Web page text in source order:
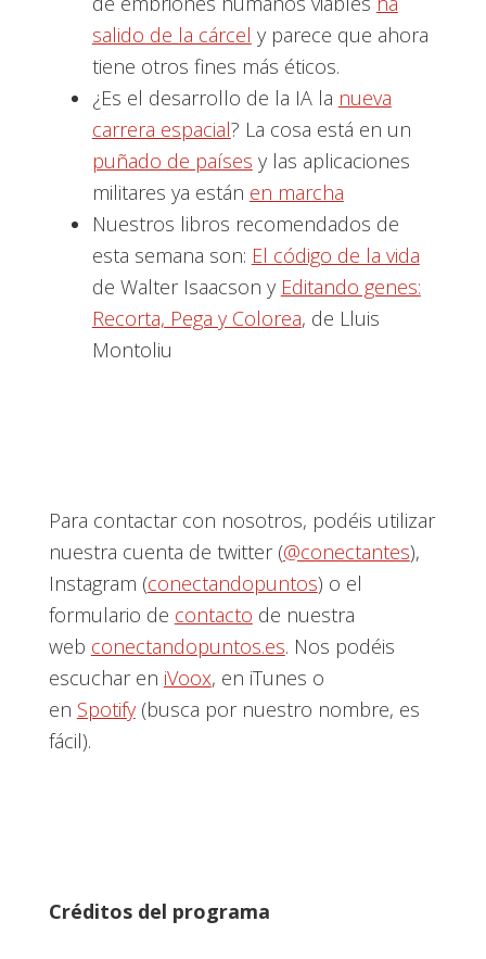
salido de la cárcel y parece que ahora
tiene otros fines más éticos.
¿Es el desarrollo de la IA la nueva
carrera espacial? La cosa está en un
puñado de países y las aplicaciones
militares ya están en marcha
Nuestros libros recomendados de
esta semana son: El código de la vida
de Walter Isaacson y Editando genes:
Recorta, Pega y Colorea, de Lluis
Montoliu
Para contactar con nosotros, podéis utilizar
nuestra cuenta de twitter (@conectantes),
Instagram (conectandopuntos) o el
formulario de contacto de nuestra
web conectandopuntos.es. Nos podéis
escuchar en iVoox, en iTunes o
en Spotify(busca por nuestro nombre, es
fácil).
Créditos del programa